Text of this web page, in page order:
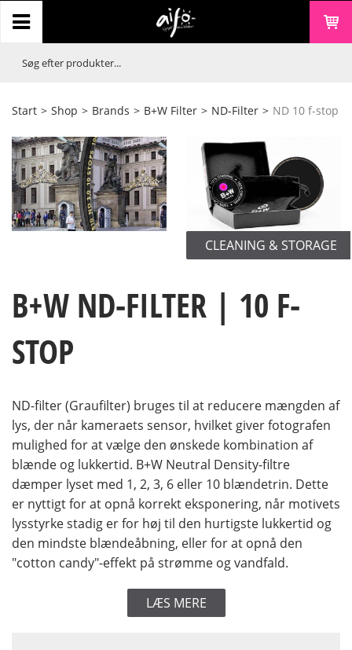
Start > Shop > Brands > B+W Filter > ND-Filter > ND 10 f-stop
B+W ND-FILTER | 10 F-
STOP
ND-filter (Graufilter) bruges til at reducere mængden af
lys, der når kameraets sensor, hvilket giver fotografen
mulighed for at vælge den ønskede kombination af
blænde og lukkertid. B+W Neutral Density-filtre
dæmper lyset med 1, 2, 3, 6 eller 10 blændetrin. Dette
er nyttigt for at opnå korrekt eksponering, når motivets
lysstyrke stadig er for høj til den hurtigste lukkertid og
den mindste blændeåbning, eller for at opnå den
"cotton candy"-effekt på strømme og vandfald.
LÆS MERE